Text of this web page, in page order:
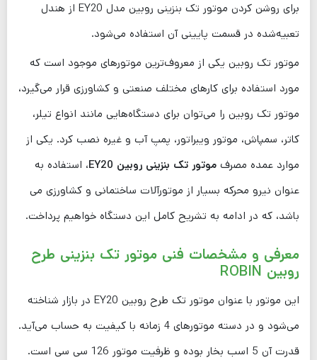
برای روشن کردن موتور تک بنزینی روبین مدل EY20 از هندل
تعبیه‌شده در قسمت پایینی آن استفاده می‌شود.
موتور تک روبین یکی از معروف‌ترین موتورهای موجود است که
مورد استفاده برای کارهای مختلف صنعتی و کشاورزی قرار می‌گیرد،
موتور تک روبین را می‌توان برای دستگاه‌هایی مانند انواع تیلر،
کاتر، سمپاش، موتور ویبراتور، پمپ آب و غیره نصب کرد. یکی از
موارد عمده مصرف موتور تک بنزینی روبین EY20
، استفاده به
عنوان نیرو محرکه بسیار از موتورآلات ساختمانی و کشاورزی می
باشد، که در ادامه به تشریح کامل این دستگاه خواهیم پرداخت.
معرفی و مشخصات فنی موتور تک بنزینی طرح
روبین ROBIN
این موتور با عنوان موتور تک طرح روبین EY20 در بازار شناخته
می‌شود و در دسته موتورهای 4 زمانه با کیفیت به حساب می‌آید.
قدرت آن 5 اسب بخار بوده و ظرفیت موتور 126 سی سی است.